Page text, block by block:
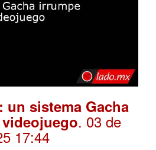
un sistema Gacha
. 03 de
17:44